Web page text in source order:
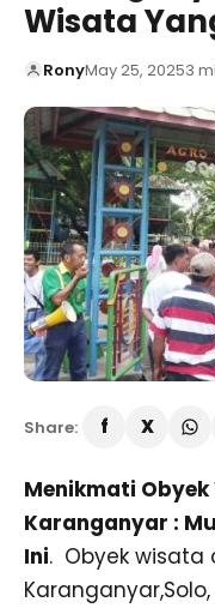
Wisata
RonyMay 25, 20253
Share:
Menikmati
Karanganyar :
Ini. Obyek wisata